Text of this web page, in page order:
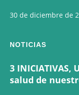
30 de diciembre de
NOTICIAS
3 INICIATIVAS,
salud de